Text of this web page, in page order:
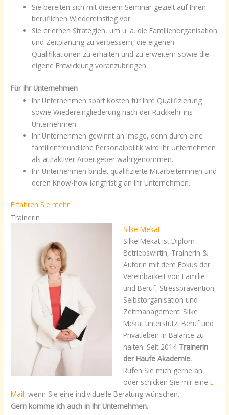
Sie bereiten sich mit diesem Seminar gezielt auf Ihren
beruflichen Wiedereinstieg vor.
Sie erlernen Strategien, um u. a. die Familienorganisation
und Zeitplanung zu verbessern, die eigenen
Qualifikationen zu erhalten und zu erweitern sowie die
eigene Entwicklung voranzubringen.
Für Ihr Unternehmen
Ihr Unternehmen spart Kosten für Ihre Qualifizierung
sowie Wiedereingliederung nach der Rückkehr ins
Unternehmen.
Ihr Unternehmen gewinnt an Image, denn durch eine
familienfreundliche Personalpolitik wird Ihr Unternehmen
als attraktiver Arbeitgeber wahrgenommen.
Ihr Unternehmen bindet qualifizierte Mitarbeiterinnen und
deren Know-how langfristig an Ihr Unternehmen.
Erfahren Sie mehr
Trainerin
Silke Mekat
Silke Mekat ist Diplom
Betriebswirtin, Trainerin &
Autorin mit dem Fokus der
Vereinbarkeit von Familie
und Beruf, Stressprävention,
Selbstorganisation und
Zeitmanagement. Silke
Mekat unterstützt Beruf und
Privatleben in Balance zu
halten. Seit 2014 Trainerin
der Haufe Akademie.
Rufen Sie mich gerne an
oder schicken Sie mir eine E-
Mail,wenn Sie eine individuelle Beratung wünschen.
Gern komme ich auch in Ihr Unternehmen.